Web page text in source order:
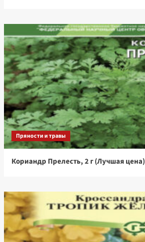
Пряности и травы
Кориандр Прелесть, 2 г (Лучшая цена)